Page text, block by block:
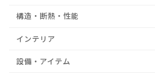
構造・断熱・性能
インテリア
設備・アイテム